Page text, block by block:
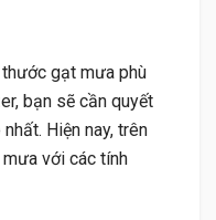
gạt mưa phù
bạn sẽ cần quyết
Hiện nay, trên
với các tính